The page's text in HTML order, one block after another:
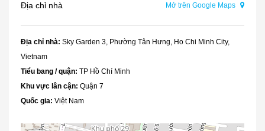
Địa chỉ nhà Mở trên Google Maps
Địa chỉ nhà: Sky Garden 3, Phường Tân Hưng, Ho Chi Minh City,
Vietnam
Tiểu bang / quận: TP Hồ Chí Minh
Khu vực lân cận: Quận 7
Quốc gia: Việt Nam